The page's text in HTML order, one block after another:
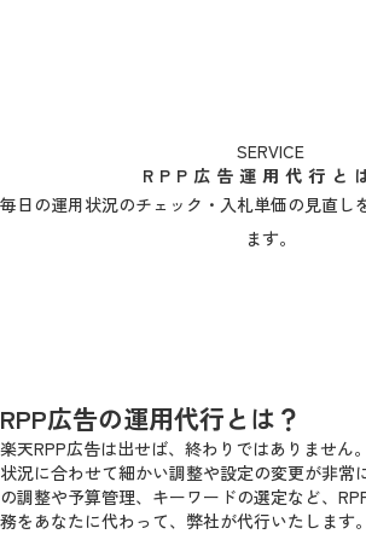
SERVICE
RPP広告運用代行と
毎日の運用状況のチェック・入札単価の見直し
ます。
RPP広告の運用代行とは？
楽天RPP広告は出せば、終わりではありません。
状況に合わせて細かい調整や設定の変更が非常
の調整や予算管理、キーワードの選定など、
務をあなたに代わって、弊社が代行いたします。